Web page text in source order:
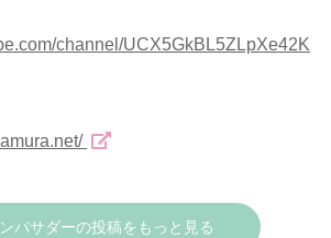
channel/UCX5GkBL5ZLpXe42K
バサダーの投稿をもっと見る